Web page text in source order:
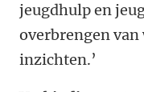
jeugdhulp en
overbrengen
inzichten.’